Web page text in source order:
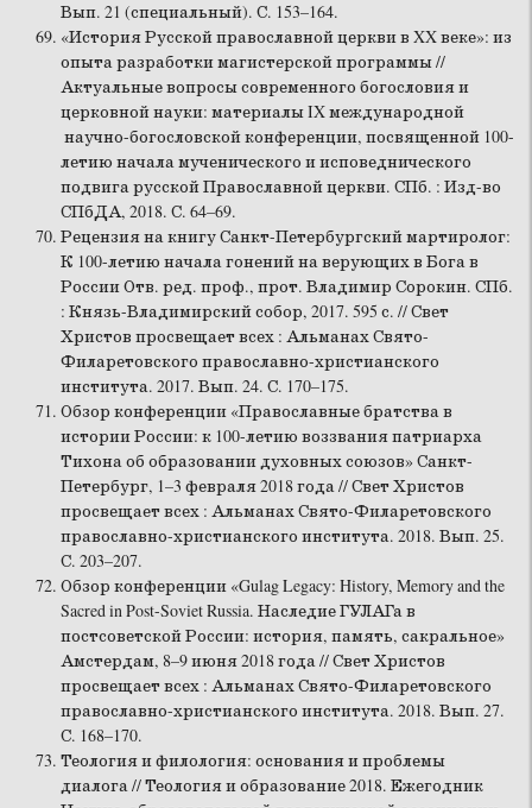
Вып. 21 (специальный). С. 153–164.
«История Русской православной церкви в XX веке»: из
опыта разработки магистерской программы //
Актуальные вопросы современного богословия и
церковной науки: материалы IX международной
научно-богословской конференции, посвященной 100-
летию начала мученического и исповеднического
подвига русской Православной церкви. СПб. : Изд-во
СПбДА, 2018. С. 64–69.
Рецензия на книгу Санкт-Петербургский мартиролог:
К 100-летию начала гонений на верующих в Бога в
России Отв. ред. проф., прот. Владимир Сорокин. СПб.
: Князь-Владимирский собор, 2017. 595 с. // Свет
Христов просвещает всех : Альманах Свято-
Филаретовского православно-христианского
института. 2017. Вып. 24. С. 170–175.
Обзор конференции «Православные братства в
истории России: к 100-летию воззвания патриарха
Тихона об образовании духовных союзов» Санкт-
Петербург, 1–3 февраля 2018 года // Свет Христов
просвещает всех : Альманах Свято-Филаретовского
православно-христианского института. 2018. Вып. 25.
С. 203–207.
Обзор конференции «Gulag Legacy: History, Memory and the
Sacred in Post-Soviet Russia. Наследие ГУЛАГа в
постсоветской России: история, память, сакральное»
Амстердам, 8–9 июня 2018 года // Свет Христов
просвещает всех : Альманах Свято-Филаретовского
православно-христианского института. 2018. Вып. 27.
С. 168–170.
Теология и филология: основания и проблемы
диалога // Теология и образование 2018. Ежегодник